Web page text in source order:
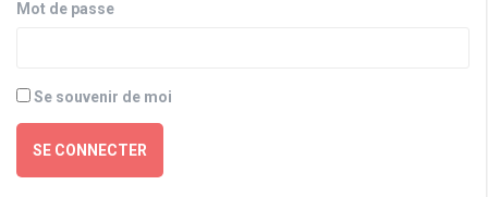
Mot de passe
Se souvenir de moi
SE CONNECTER